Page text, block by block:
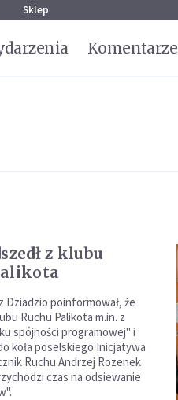
Sklep
Komentarze
z klubu
Dziadzio poinformował, że
Ruchu Palikota m.in. z
spójności programowej" i
koła poselskiego Inicjatywa
Ruchu Andrzej Rozenek
czas na odsiewanie